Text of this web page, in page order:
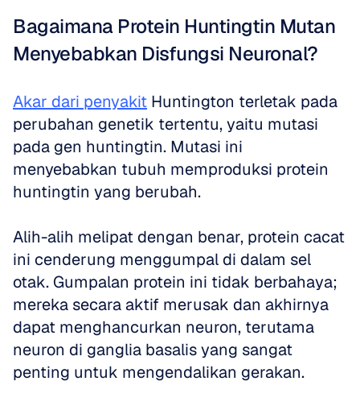
Bagaimana Protein Huntingtin Mutan
Menyebabkan Disfungsi Neuronal?
Akar dari penyakit Huntington terletak pada
perubahan genetik tertentu, yaitu mutasi
pada gen huntingtin. Mutasi ini
menyebabkan tubuh memproduksi protein
huntingtin yang berubah.
Alih-alih melipat dengan benar, protein cacat
ini cenderung menggumpal di dalam sel
otak. Gumpalan protein ini tidak berbahaya;
mereka secara aktif merusak dan akhirnya
dapat menghancurkan neuron, terutama
neuron di ganglia basalis yang sangat
penting untuk mengendalikan gerakan.